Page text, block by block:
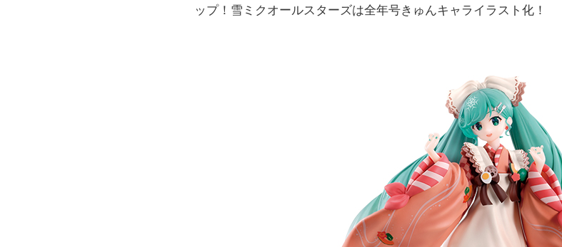
ップ！雪ミクオールスターズは全年号きゅんキャライラスト化！